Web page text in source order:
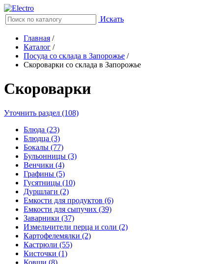
Искать
Главная /
Каталог /
Посуда со склада в Запорожье /
Скороварки со склада в Запорожье
Скороварки
Уточнить раздел (108)
Блюда (23)
Блюдца (3)
Бокалы (77)
Бульонницы (3)
Венчики (4)
Графины (5)
Гусятницы (10)
Дуршлаги (2)
Емкости для продуктов (6)
Емкости для сыпучих (39)
Заварники (37)
Измельчители перца и соли (2)
Картофелемялки (2)
Кастрюли (55)
Кисточки (1)
Ковши (8)